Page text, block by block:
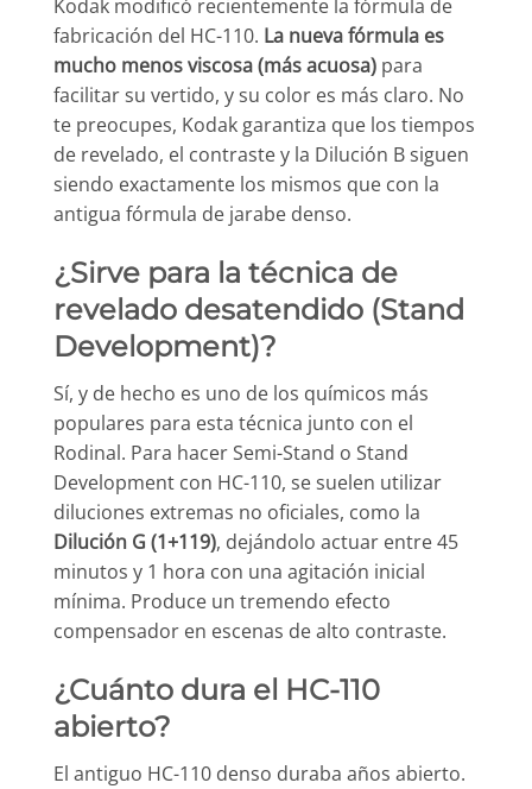
Kodak modificó recientemente la fórmula de
fabricación del HC-110. La nueva fórmula es
mucho menos viscosa (más acuosa) para
facilitar su vertido, y su color es más claro. No
te preocupes, Kodak garantiza que los tiempos
de revelado, el contraste y la Dilución B siguen
siendo exactamente los mismos que con la
antigua fórmula de jarabe denso.
¿Sirve para la técnica de
revelado desatendido (Stand
Development)?
Sí, y de hecho es uno de los químicos más
populares para esta técnica junto con el
Rodinal. Para hacer Semi-Stand o Stand
Development con HC-110, se suelen utilizar
diluciones extremas no oficiales, como la
Dilución G (1+119), dejándolo actuar entre 45
minutos y 1 hora con una agitación inicial
mínima. Produce un tremendo efecto
compensador en escenas de alto contraste.
¿Cuánto dura el HC-110
abierto?
El antiguo HC-110 denso duraba años abierto.